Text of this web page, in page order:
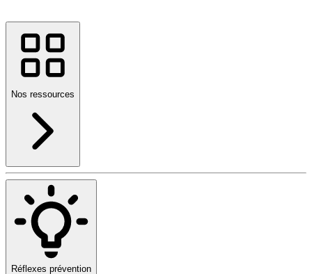
Nos ressources
Réflexes prévention